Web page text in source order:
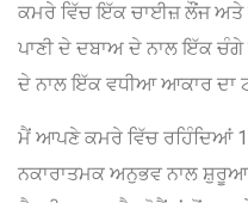
ਕਮਰੇ ਵਿੱਚ ਇੱਕ ਚਾਈਜ਼ ਲੌਂਜ
ਪਾਣੀ ਦੇ ਦਬਾਅ ਦੇ ਨਾਲ ਇੱਕ ਚੰਗੇ
ਦੇ ਨਾਲ ਇੱਕ ਵਧੀਆ ਆਕਾਰ ਦਾ
ਮੈਂ ਆਪਣੇ ਕਮਰੇ ਵਿੱਚ ਰਹਿੰਦਿਆਂ
ਨਕਾਰਾਤਮਕ ਅਨੁਭਵ ਨਾਲ